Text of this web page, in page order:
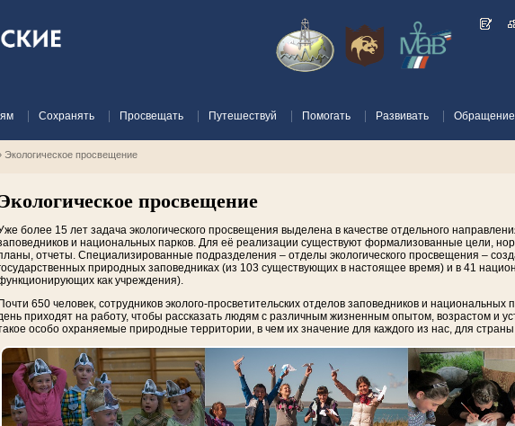
Сохранять Просвещать Путешествуй Помогать Развивать Обращение
Экологическое просвещение
просвещение
более 15 лет задача экологического просвещения выделена в качестве отдельного
и национальных парков. Для её реализации существуют формализованные цели,
отчеты. Специализированные подразделения – отделы экологического просвещения –
природных заповедниках (из 103 существующих в настоящее время) и в 41
как учреждения).
Почти 650 человек, сотрудников эколого-просветительских отделов заповедников и национальных
приходят на работу, чтобы рассказать людям с различным жизненным опытом, возрастом и
особо охраняемые природные территории, в чем их значение для каждого из нас, для